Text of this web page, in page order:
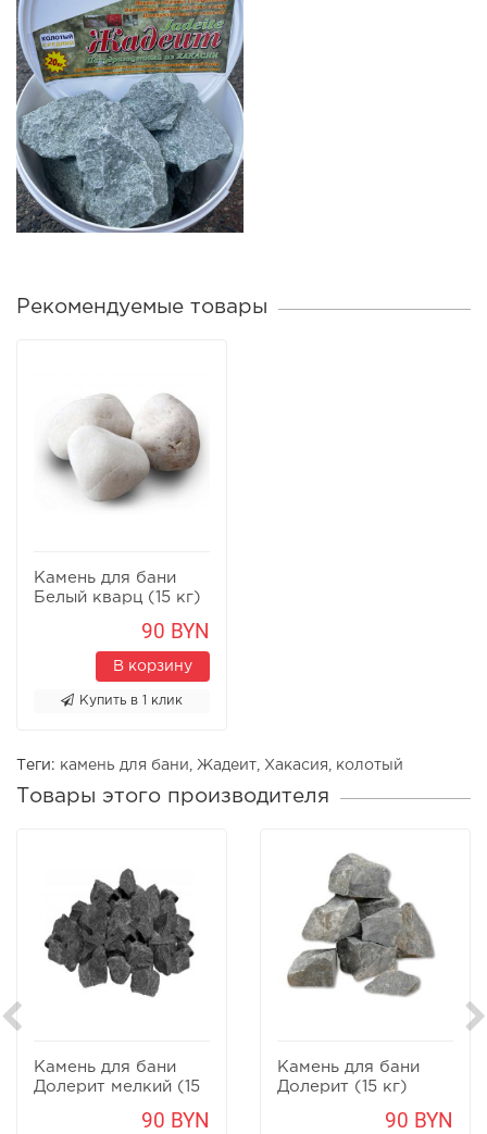
Рекомендуемые товары
Камень для бани
Белый кварц (15 кг)
90 BYN
В корзину
Купить в 1 клик
Теги: камень для бани Жадеит Хакасия колотый
Товары этого производителя
Камень для бани
Долерит мелкий (15
90 BYN
Камень для бани
Долерит (15 кг)
90 BYN